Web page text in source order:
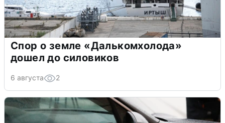
Спор о земле «Далькомхолода»
дошел до силовиков
6 августа 2